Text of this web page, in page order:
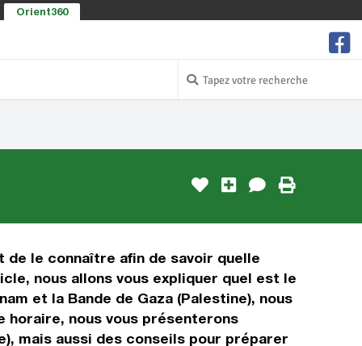
Orient360
de le connaître afin de savoir quelle
nous allons vous expliquer quel est le
et la Bande de Gaza (Palestine), nous
horaire, nous vous présenterons
mais aussi des conseils pour préparer